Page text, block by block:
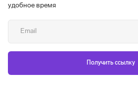
удобное время